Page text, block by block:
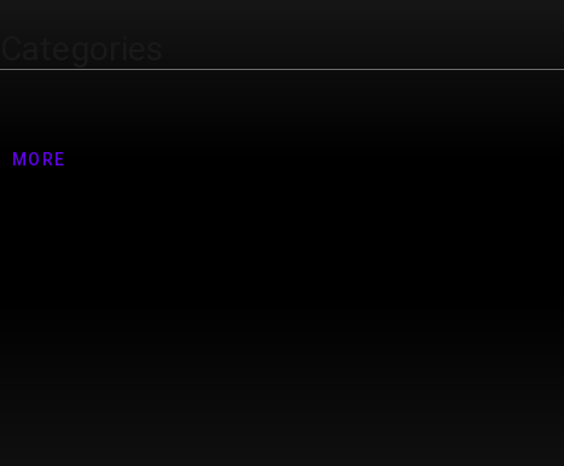
MORE